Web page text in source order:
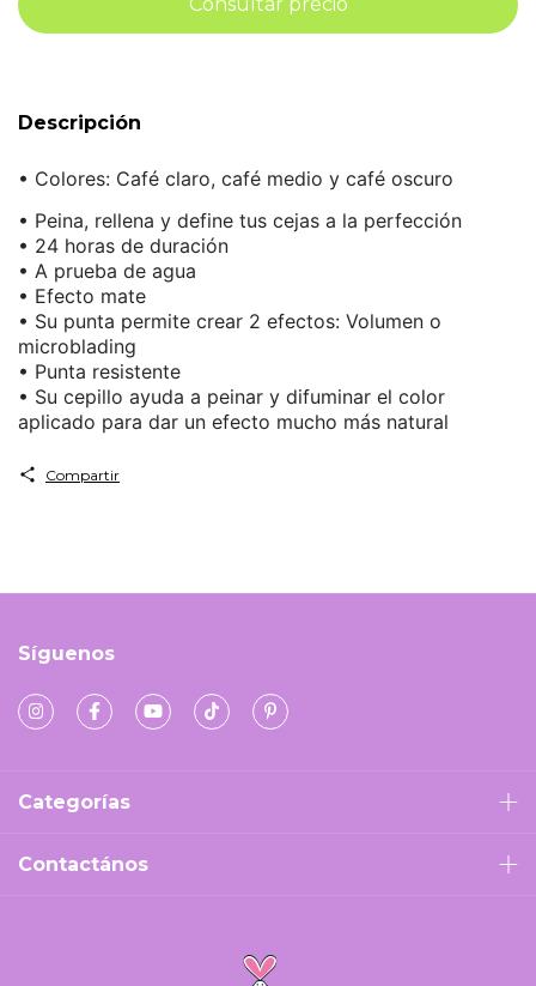
Descripción
• Colores: Café claro, café medio y café oscuro
• Peina, rellena y define tus cejas a la perfección
• 24 horas de duración
• A prueba de agua
• Efecto mate
• Su punta permite crear 2 efectos: Volumen o
microblading
• Punta resistente
• Su cepillo ayuda a peinar y difuminar el color
aplicado para dar un efecto mucho más natural
Compartir
Síguenos
Categorías
Contactános